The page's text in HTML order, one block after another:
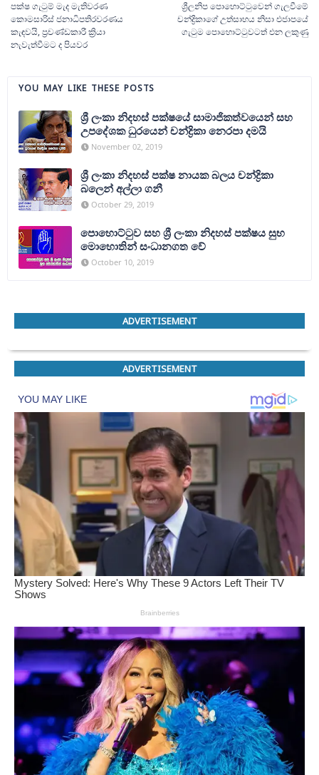
ශ්‍රීලනිප පොහොට්‍ටුවෙන් ගැලවීමේ
චන්ද්‍රිකාගේ උත්සාහය නිසා එජාපයේ
ගැ‍ටුම පොහොට්‍ටුවටත් එන ලකුණු
පක්ෂ ගැ‍ටුම් මැද මැතිවරණ
කොමසාරිස් ජනාධිපතිරවරණය
කැඳවයි, ප්‍රචණ්ඩකාරී ක්‍රියා
නැවැත්වීමට ද පියවර
YOU MAY LIKE THESE POSTS
ශ්‍රී ලංකා නිදහස් පක්ෂයේ සාමාජිකත්වයෙන් සහ
උපදේශක ධුරයෙන් චන්ද්‍රිකා නෙරපා දමයි
November 02, 2019
ශ්‍රී ලංකා නිදහස් පක්ෂ නායක බලය චන්ද්‍රිකා
බලෙන් අල්ලා ගනී
October 29, 2019
පොහොට්‍ටුව සහ ශ්‍රී ලංකා නිදහස් පක්ෂය සුභ
මොහොතින් සංධානගත වේ
October 10, 2019
ADVERTISEMENT
ADVERTISEMENT